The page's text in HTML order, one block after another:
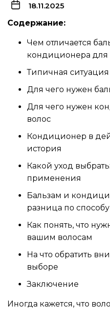
18.11.2025
Содержание:
Чем отличается
кондиционера для
Типичная ситуация
Для чего нужен
Для чего нужен
волос
Кондиционер в
история
Какой уход
применения
Бальзам и
разница по
Как понять, что
вашим волосам
На что обратить
выборе
Заключение
Иногда кажется, что